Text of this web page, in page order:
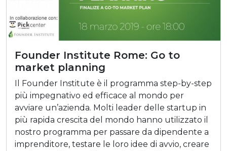
Founder Institute Rome: Go to
market planning
Il Founder Institute è il programma step-by-step
più impegnativo ed efficace al mondo per
avviare un’azienda. Molti leader delle startup in
più rapida crescita del mondo hanno utilizzato il
nostro programma per passare da dipendente a
imprenditore, testare le loro idee di avvio, creare